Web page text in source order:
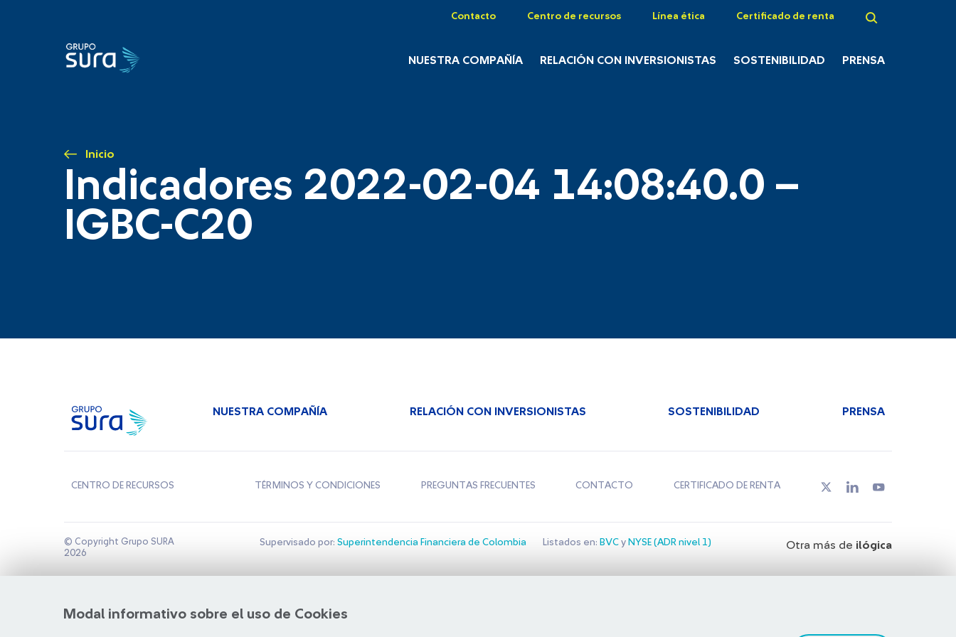
Contacto Centro de recursos Línea ética Certificado de renta
NUESTRA COMPAÑÍA RELACIÓN CON INVERSIONISTAS SOSTENIBILIDAD PRENSA
Inicio
Indicadores 2022-02-04 14:08:40.0 –
IGBC-C20
Modal informativo sobre el uso de Cookies
NUESTRA COMPAÑÍA RELACIÓN CON INVERSIONISTAS SOSTENIBILIDAD PRENSA
CENTRO DE RECURSOS TÉRMINOS Y CONDICIONES PREGUNTAS FRECUENTES CONTACTO CERTIFICADO DE RENTA
© Copyright Grupo SURA
2026
Supervisado por: Superintendencia Financiera de Colombia Listados en: BVCy NYSE (ADR nivel 1) Otra más de ilógica